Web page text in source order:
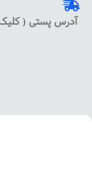
آدرس پستی (